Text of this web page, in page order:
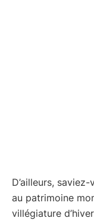
D’ailleurs,
au patrimoine
villégiature